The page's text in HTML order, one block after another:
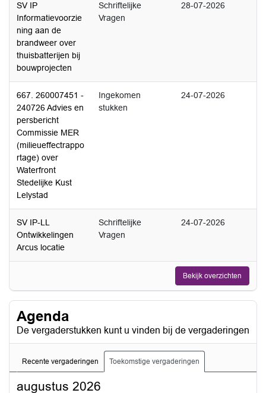
SV IP
Informatievoorzie
ning aan de
brandweer over
thuisbatterijen bij
bouwprojecten
Schriftelijke
Vragen
28-07-2026
667. 260007451 -
240726 Advies en
persbericht
Commissie MER
(milieueffectrappo
rtage) over
Waterfront
Stedelijke Kust
Lelystad
Ingekomen
stukken
24-07-2026
SV IP-LL
Ontwikkelingen
Arcus locatie
Schriftelijke
Vragen
24-07-2026
Bekijk overzichten
Agenda
De vergaderstukken kunt u vinden bij de vergaderingen
Recente vergaderingen Toekomstige vergaderingen
augustus 2026